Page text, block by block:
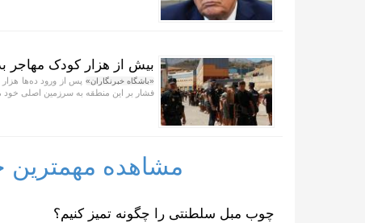
بیش از هزار کودک مهاجر
«باشگاه خبرنگاران» پس از ورود ده‌ها
فشار بر این منطقه به سرزمین اصلی خود
مشاهده مهمترین
چوب مبل سلطنتی را چگونه تمیز کنیم؟